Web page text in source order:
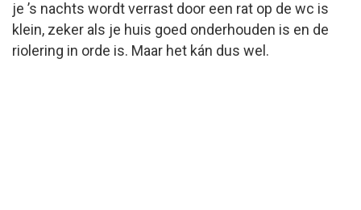
je ’s nachts wordt verrast door een rat op de wc is
klein, zeker als je huis goed onderhouden is en de
riolering in orde is. Maar het kán dus wel.